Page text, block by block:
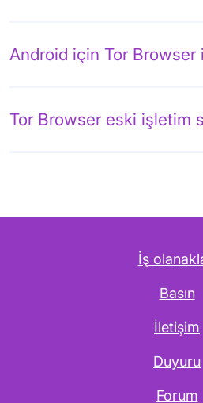
Android için Tor Browser
Tor Browser eski işletim
İş
Basın
İletişim
Duyuru
Forum